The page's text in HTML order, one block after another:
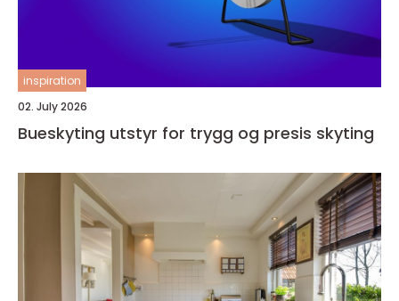
inspiration
02. July 2026
Bueskyting utstyr for trygg og presis skyting